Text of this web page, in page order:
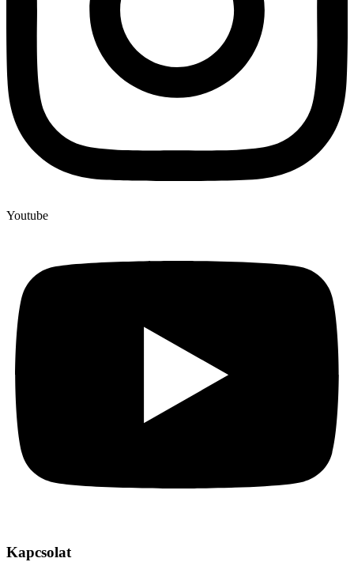
Youtube
Kapcsolat